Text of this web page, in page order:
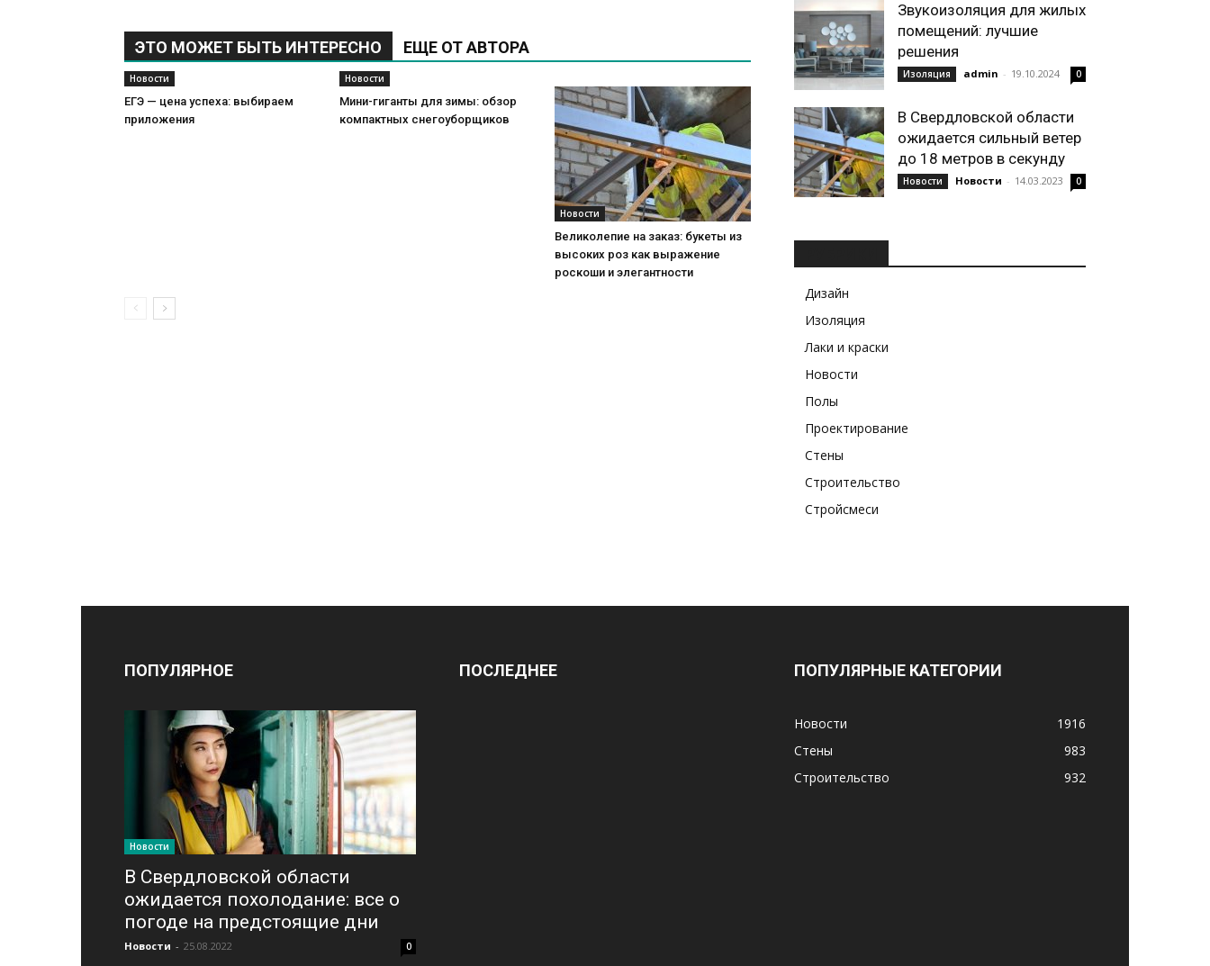
ЭТО МОЖЕТ БЫТЬ ИНТЕРЕСНО ЕЩЕ ОТ АВТОРА
Новости
ЕГЭ — цена успеха: выбираем
приложения
Новости
Мини-гиганты для зимы: обзор
компактных снегоуборщиков
Новости
Великолепие на заказ: букеты из
высоких роз как выражение
роскоши и элегантности
Звукоизоляция для жилых
помещений: лучшие
решения
Изоляция admin - 19.10.2024 0
В Свердловской области
ожидается сильный ветер
до 18 метров в секунду
Новости Новости - 14.03.2023 0
Дизайн
Изоляция
Лаки и краски
Новости
Полы
Проектирование
Стены
Строительство
Стройсмеси
ПОПУЛЯРНОЕ
Новости
В Свердловской области
ожидается похолодание: все о
погоде на предстоящие дни
Новости - 25.08.2022 0
ПОСЛЕДНЕЕ ПОПУЛЯРНЫЕ КАТЕГОРИИ
Новости
1916
Стены
983
Строительство
932